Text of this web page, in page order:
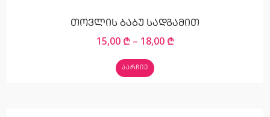
თოვლის ბაბუ სადგამით
15,00 ₾ – 18,00 ₾
ᲐᲐᲠᲩᲘᲔ